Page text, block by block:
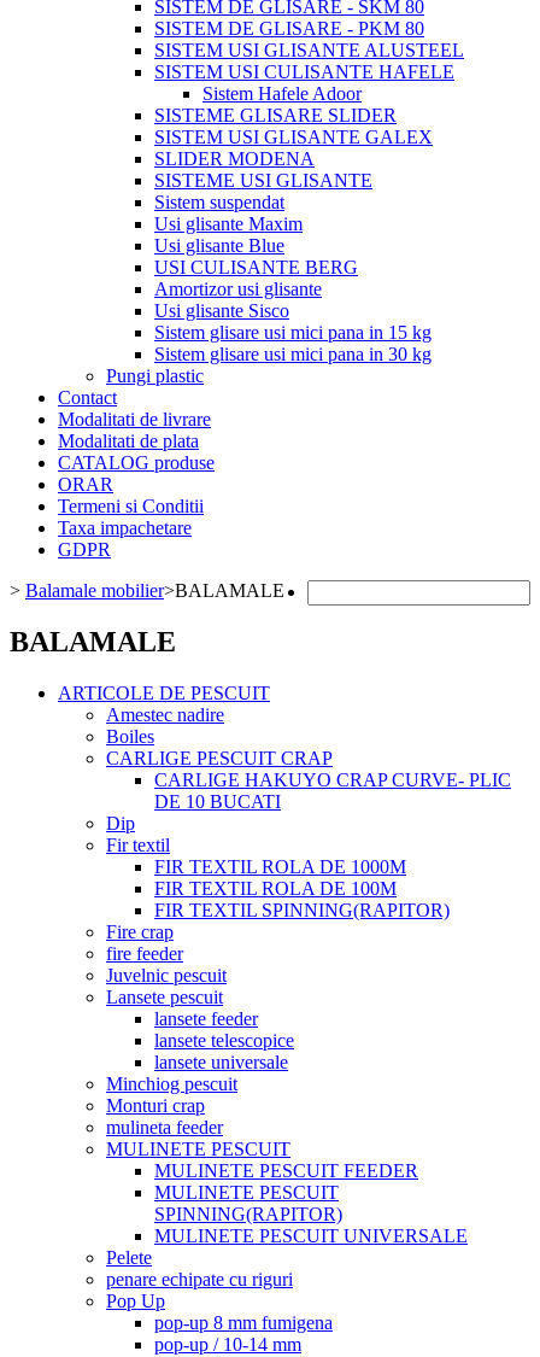
SISTEM DE GLISARE - SKM 80
SISTEM DE GLISARE - PKM 80
SISTEM USI GLISANTE ALUSTEEL
SISTEM USI CULISANTE HAFELE
Sistem Hafele Adoor
SISTEME GLISARE SLIDER
SISTEM USI GLISANTE GALEX
SLIDER MODENA
SISTEME USI GLISANTE
Sistem suspendat
Usi glisante Maxim
Usi glisante Blue
USI CULISANTE BERG
Amortizor usi glisante
Usi glisante Sisco
Sistem glisare usi mici pana in 15 kg
Sistem glisare usi mici pana in 30 kg
Pungi plastic
Contact
Modalitati de livrare
Modalitati de plata
CATALOG produse
ORAR
Termeni si Conditii
Taxa impachetare
GDPR
> Balamale mobilier>BALAMALE
BALAMALE
ARTICOLE DE PESCUIT
Amestec nadire
Boiles
CARLIGE PESCUIT CRAP
CARLIGE HAKUYO CRAP CURVE- PLIC
DE 10 BUCATI
Dip
Fir textil
FIR TEXTIL ROLA DE 1000M
FIR TEXTIL ROLA DE 100M
FIR TEXTIL SPINNING(RAPITOR)
Fire crap
fire feeder
Juvelnic pescuit
Lansete pescuit
lansete feeder
lansete telescopice
lansete universale
Minchiog pescuit
Monturi crap
mulineta feeder
MULINETE PESCUIT
MULINETE PESCUIT FEEDER
MULINETE PESCUIT
SPINNING(RAPITOR)
MULINETE PESCUIT UNIVERSALE
Pelete
penare echipate cu riguri
Pop Up
pop-up 8 mm fumigena
pop-up / 10-14 mm